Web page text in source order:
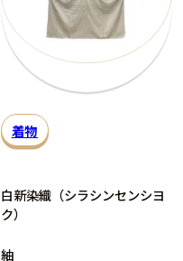
着物
白新染織（シラシンセンシヨ
ク）
紬